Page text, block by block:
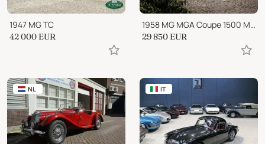
1947 MG TC
42 000 EUR
1958 MG MGA Coupe 1500 MK1
29 850 EUR
NL IT